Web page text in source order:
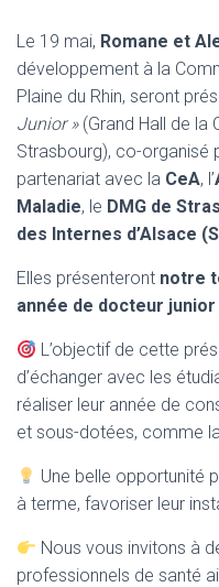
Le 19 mai, Romane et
développement à la
Plaine du Rhin, seront
Junior »(Grand Hall de la
Strasbourg), co-organisé
partenariat avec la CeA, l’
Maladie, le DMG de
des Internes d’Alsace
Elles présenteront notre
année de docteur
L’objectif de cette
d’échanger avec les
réaliser leur année de
et sous-dotées, comme
Une belle opportunité
à terme, favoriser leur
Nous vous invitons à
professionnels de santé